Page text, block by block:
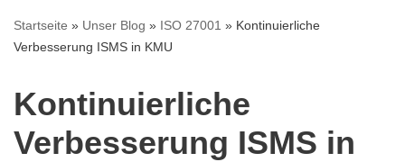
Startseite » Unser Blog » ISO 27001 » Kontinuierliche
Verbesserung ISMS in KMU
Kontinuierliche
Verbesserung ISMS in